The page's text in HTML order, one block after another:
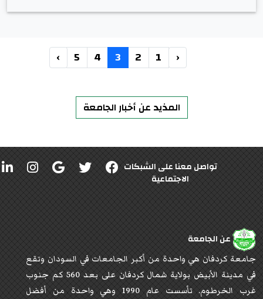
‹
1
2
3
4
5
›
المذيد عن أخبار الجامعة
تواصل معنا على الشبكات
الاجتماعية
عن الجامعة
جامعة كردفان هي واحدة من أكبر الجامعات في السودان وتقع
في مدينة الأبيض بولاية شمال كردفان على بعد 560 كم جنوب
غرب الخرطوم. تأسست عام 1990 وهي واحدة من أفضل